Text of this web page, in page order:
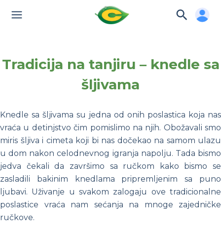
Tradicija na tanjiru – knedle sa
šljivama
Knedle sa šljivama su jedna od onih poslastica koja nas
vraća u detinjstvo čim pomislimo na njih. Obožavali smo
miris šljiva i cimeta koji bi nas dočekao na samom ulazu
u dom nakon celodnevnog igranja napolju. Tada bismo
jedva čekali da završimo sa ručkom kako bismo se
zasladili bakinim knedlama pripremljenim sa puno
ljubavi. Uživanje u svakom zalogaju ove tradicionalne
poslastice vraća nam sećanja na mnoge zajedničke
ručkove.